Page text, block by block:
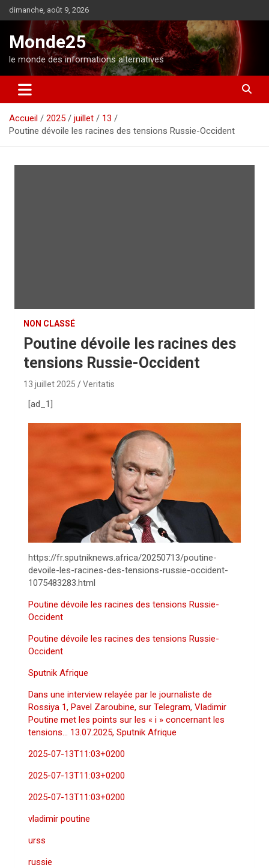
l
o
e
dimanche, août 9, 2026
Monde25
le monde des informations alternatives
Accueil 2025 juillet
13
Poutine dévoile les racines des tensions Russie-Occident
NON CLASSÉ
Poutine dévoile les racines des
tensions Russie-Occident
13 juillet 2025 Veritatis
[ad_1]
https://fr.sputniknews.africa/20250713/poutine-
devoile-les-racines-des-tensions-russie-occident-
1075483283.html
Poutine dévoile les racines des tensions Russie-
Occident
Poutine dévoile les racines des tensions Russie-
Occident
Sputnik Afrique
Dans une interview relayée par le journaliste de
Rossiya 1, Pavel Zaroubine, sur Telegram, Vladimir
Poutine met les points sur les « i » concernant les
tensions… 13.07.2025, Sputnik Afrique
2025-07-13T11:03+0200
2025-07-13T11:03+0200
2025-07-13T11:03+0200
vladimir poutine
urss
russie